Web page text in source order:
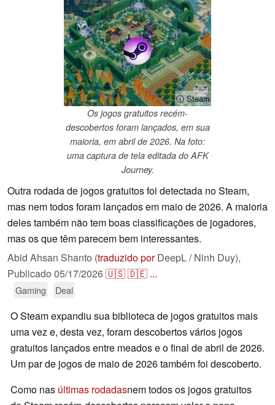
ⓘ Steam
Os jogos gratuitos recém-
descobertos foram lançados, em sua
maioria, em abril de 2026. Na foto:
uma captura de tela editada do AFK
Journey.
Outra rodada de jogos gratuitos foi detectada no Steam,
mas nem todos foram lançados em maio de 2026. A maioria
deles também não tem boas classificações de jogadores,
mas os que têm parecem bem interessantes.
Abid Ahsan Shanto (traduzido porDeepL / Ninh Duy),
Publicado 05/17/2026🇺🇸🇩🇪 ...
Gaming Deal
O Steam expandiu sua biblioteca de jogos gratuitos mais
uma vez e, desta vez, foram descobertos vários jogos
gratuitos lançados entre meados e o final de abril de 2026.
Um par de jogos de maio de 2026 também foi descoberto.
Como nas últimas rodadasnem todos os jogos gratuitos